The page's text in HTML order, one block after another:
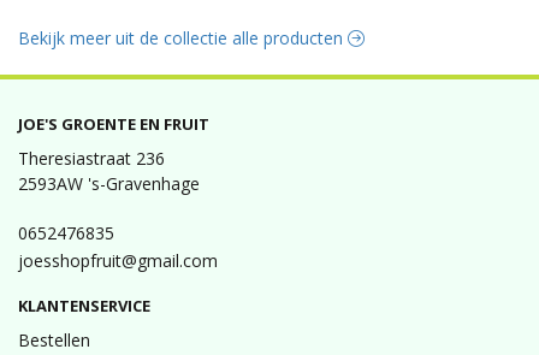
Bekijk meer uit de collectie alle producten
JOE'S GROENTE EN FRUIT
Theresiastraat 236
2593AW 's-Gravenhage
0652476835
joesshopfruit@gmail.com
KLANTENSERVICE
Bestellen